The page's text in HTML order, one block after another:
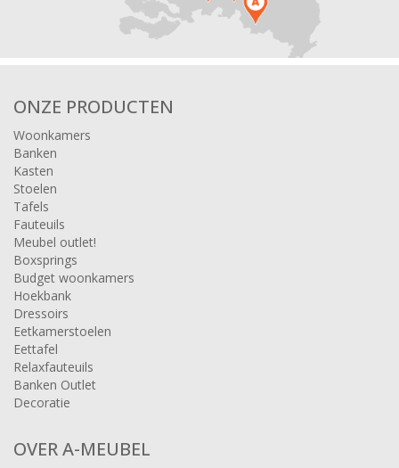
ONZE PRODUCTEN
Woonkamers
Banken
Kasten
Stoelen
Tafels
Fauteuils
Meubel outlet!
Boxsprings
Budget woonkamers
Hoekbank
Dressoirs
Eetkamerstoelen
Eettafel
Relaxfauteuils
Banken Outlet
Decoratie
OVER A-MEUBEL